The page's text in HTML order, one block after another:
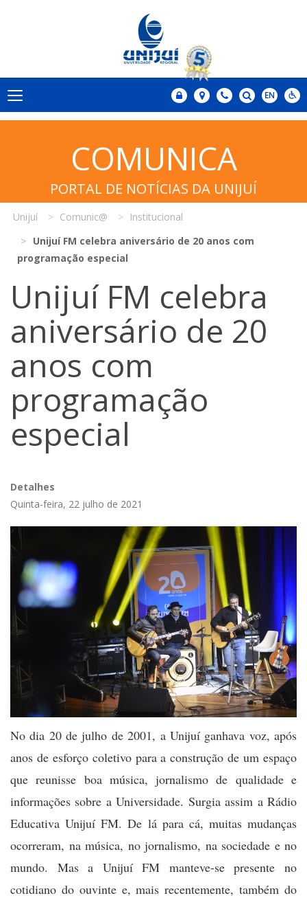
COMUNICA
PORTAL DE NOTÍCIAS DA UNIJUÍ
Unijuí Comunic@
Institucional
Unijuí FM celebra aniversário de 20 anos com
programação especial
Unijuí FM celebra
aniversário de 20
anos com
programação
especial
Detalhes
Quinta-feira, 22 julho de 2021
No dia 20 de julho de 2001, a Unijuí ganhava voz, após
anos de esforço coletivo para a construção de um espaço
que reunisse boa música, jornalismo de qualidade e
informações sobre a Universidade. Surgia assim a Rádio
Educativa Unijuí FM. De lá para cá, muitas mudanças
ocorreram, na música, no jornalismo, na sociedade e no
mundo. Mas a Unijuí FM manteve-se presente no
cotidiano do ouvinte e, mais recentemente, também do